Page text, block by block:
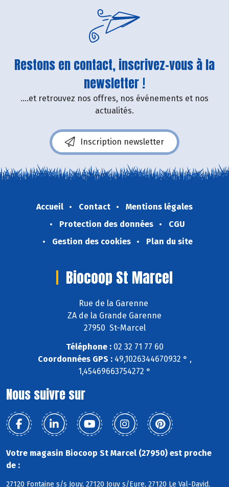
Restons en contact, inscrivez-vous à la
newsletter !
....et retrouvez nos offres, nos événements et nos
actualités.
Inscription newsletter
Accueil Contact
Mentions légales
Protection des données
CGU
Gestion des cookies
Plan du site
Biocoop St Marcel
Rue de la Garenne
ZA de la Grande Garenne
27950 St-Marcel
Téléphone :02 32 71 77 60
Coordonnées GPS :49,1026344670932 ° ,
1,45469663754272 °
Nous suivre sur
Votre magasin Biocoop St Marcel (27950) est proche
de :
27120 Fontaine s/s Jouy, 27120 Jouy s/Eure, 27120 Le Val-David,